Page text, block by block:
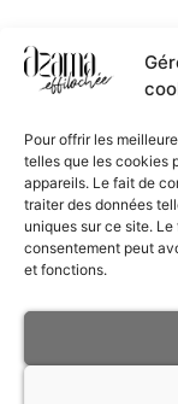
Pour offrir les
telles que les cookies
appareils. Le fait de
traiter des données
uniques sur ce site.
consentement peut
et fonctions.